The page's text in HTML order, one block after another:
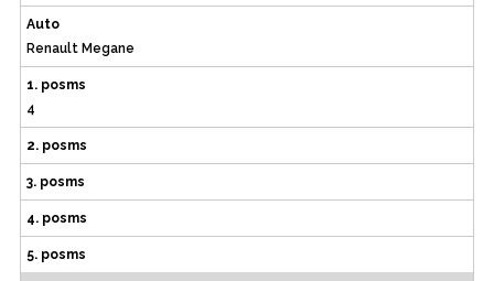
Auto
Renault Megane
1. posms
4
2. posms
3. posms
4. posms
5. posms